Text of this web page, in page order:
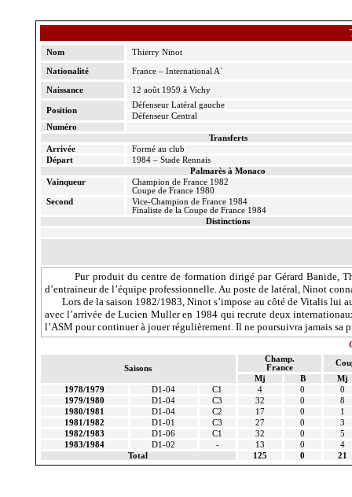
Nom Thierry Ninot
Nationalité France – International A`
Naissance 12 août 1959 à Vichy
Position
Défenseur Latéral gauche
Défenseur Central
Numéro
Transferts
Arrivée
Formé au club
Départ
1984 – Stade Rennais
Palmarès à Monaco
Vainqueur
Champion de France 1982
Coupe de France 1980
Second
Vice-Champion de France 1984
Finaliste de la Coupede France 1984
Distinctions
Pur produit du centre de formation dirigé par Gérard Banide,
d’entraineur de l’équipe professionnelle. Au poste de latéral, Ninot
Lors de la saison 1982/1983, Ninot s’impose au côté de Vitalis lui
avec l’arrivée de Lucien Muller en 1984 qui recrute deux
l’ASM pour continuer à jouer régulièrement. Il ne poursuivra jamais sa
Saisons
Champ.
France
Mj
B
Mj
1978/1979
D1-04 C1 4 0
0
1979/1980
D1-04 C3 32 0
8
1980/1981
D1-04 C2 17 0
1
1981/1982
D1-01 C3 27 0
3
1982/1983
D1-06 C1 32 0
5
1983/1984
D1-02 - 13 0
4
Total
125 0 21